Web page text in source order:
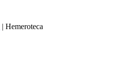
| Hemeroteca